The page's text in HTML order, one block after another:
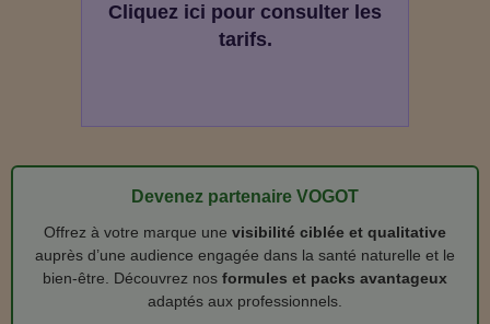
Cliquez ici pour consulter les
tarifs.
Devenez partenaire VOGOT
Offrez à votre marque une visibilité ciblée et qualitative
auprès d’une audience engagée dans la santé naturelle et le
bien‑être. Découvrez nos formules et packs avantageux
adaptés aux professionnels.